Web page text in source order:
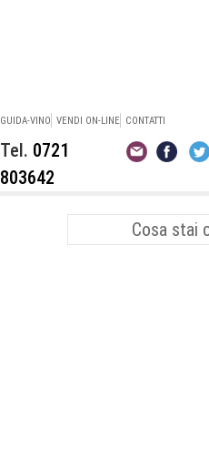
GUIDA-VINO VENDI ON-LINE CONTATTI
Tel. 0721
803642